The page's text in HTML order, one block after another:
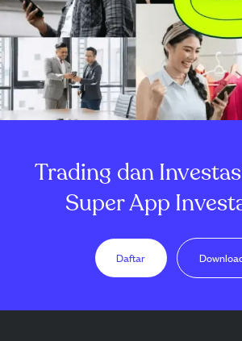
Trading dan
Super App
Daftar